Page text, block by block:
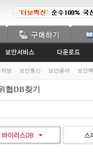
처방 보안통신 보안용어 보안
DB찾기